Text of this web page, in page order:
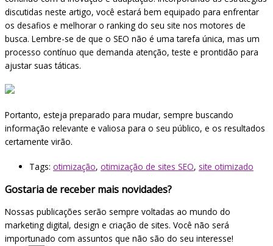
discutidas neste artigo, você estará bem equipado para enfrentar
os desafios e melhorar o ranking do seu site nos motores de
busca. Lembre-se de que o SEO não é uma tarefa única, mas um
processo contínuo que demanda atenção, teste e prontidão para
ajustar suas táticas.
Portanto, esteja preparado para mudar, sempre buscando
informação relevante e valiosa para o seu público, e os resultados
certamente virão.
Tags: otimização, otimização de sites SEO, site otimizado
Gostaria de receber mais novidades?
Nossas publicações serão sempre voltadas ao mundo do
marketing digital, design e criação de sites. Você não será
importunado com assuntos que não são do seu interesse!